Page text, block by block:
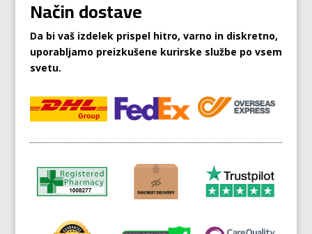
Način dostave
Da bi vaš izdelek prispel hitro, varno in diskretno,
uporabljamo preizkušene kurirske službe po vsem
svetu.